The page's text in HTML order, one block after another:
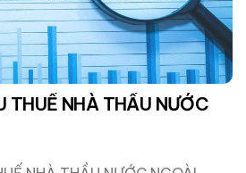
THUẾ NHÀ THẦU NƯỚC